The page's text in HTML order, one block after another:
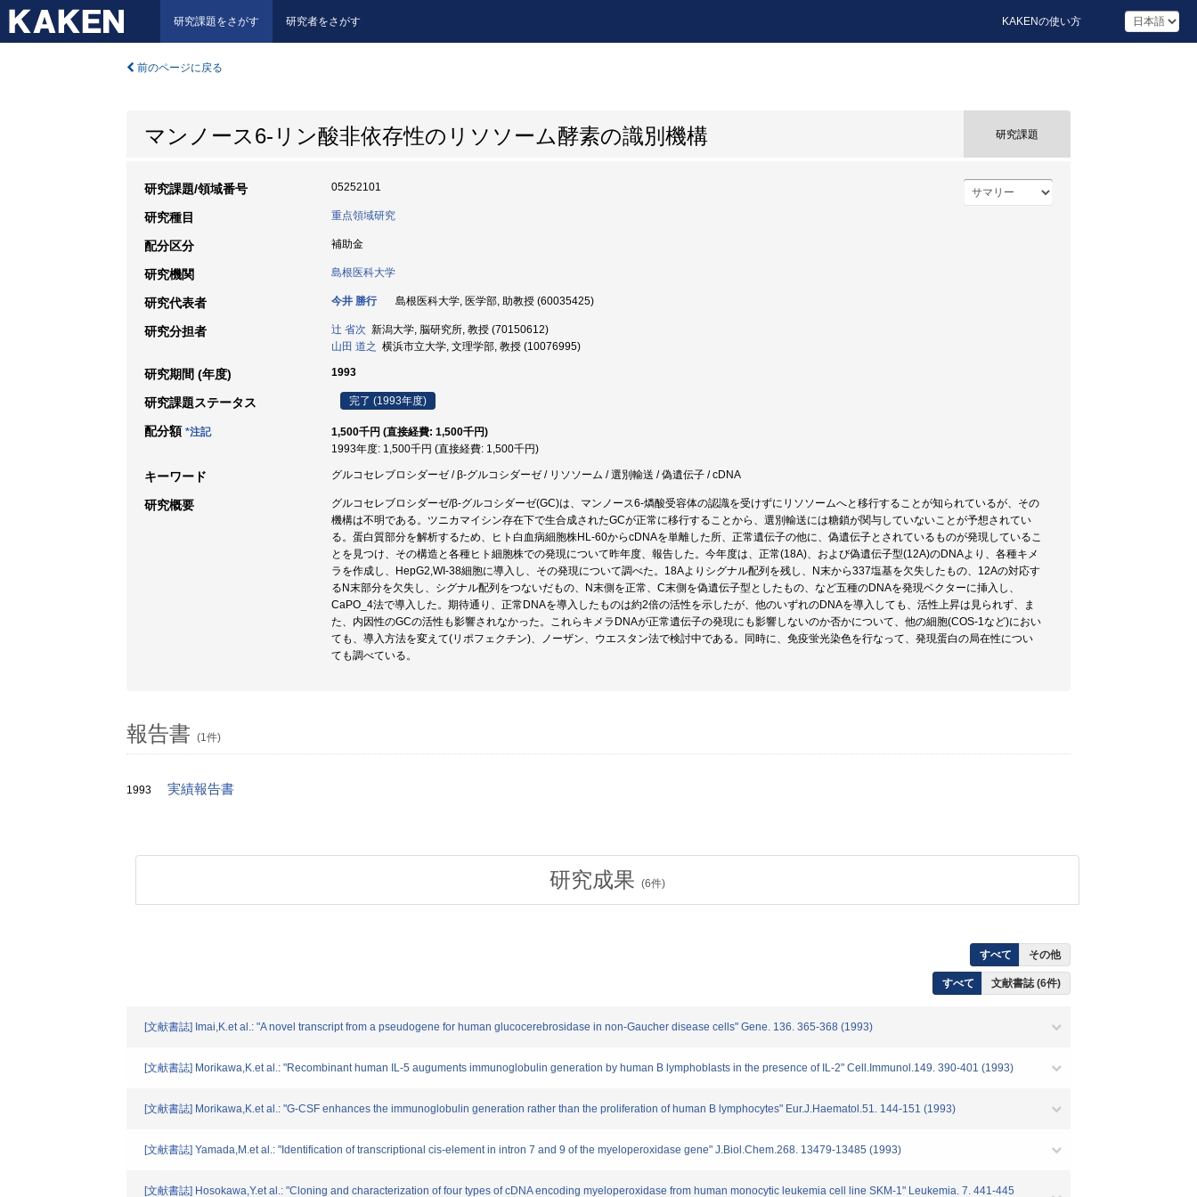
研究課題をさがす 研究者をさがす KAKENの使い方
前のページに戻る
マンノース6-リン酸非依存性のリソソーム酵素の識別機構 研究課題
研究課題/領域番号 05252101
研究種目 重点領域研究
配分区分 補助金
研究機関 島根医科大学
研究代表者 今井 勝行 島根医科大学, 医学部, 助教授 (60035425)
研究分担者 辻 省次 新潟大学, 脳研究所, 教授 (70150612)
山田 道之 横浜市立大学, 文理学部, 教授 (10076995)
研究期間 (年度) 1993
研究課題ステータス 完了 (1993年度)
配分額 *注記
1,500千円 (直接経費: 1,500千円)
1993年度: 1,500千円 (直接経費: 1,500千円)
キーワード グルコセレブロシダーゼ / β-グルコシダーゼ / リソソーム / 選別輸送 / 偽遺伝子 / cDNA
研究概要
グルコセレブロシダーゼ/β-グルコシダーゼ(GC)は、マンノース6-燐酸受容体の認識を受けずにリソソームへと移行することが知られているが、その
機構は不明である。ツニカマイシン存在下で生合成されたGCが正常に移行することから、選別輸送には糖鎖が関与していないことが予想されてい
る。蛋白質部分を解析するため、ヒト白血病細胞株HL-60からcDNAを単離した所、正常遺伝子の他に、偽遺伝子とされているものが発現しているこ
とを見つけ、その構造と各種ヒト細胞株での発現について昨年度、報告した。今年度は、正常(18A)、および偽遺伝子型(12A)のDNAより、各種キメ
ラを作成し、HepG2,WI-38細胞に導入し、その発現について調べた。18Aよりシグナル配列を残し、N末から337塩基を欠失したもの、12Aの対応す
るN末部分を欠失し、シグナル配列をつないだもの、N末側を正常、C末側を偽遺伝子型としたもの、など五種のDNAを発現ベクターに挿入し、
CaPO_4法で導入した。期待通り、正常DNAを導入したものは約2倍の活性を示したが、他のいずれのDNAを導入しても、活性上昇は見られず、ま
た、内因性のGCの活性も影響されなかった。これらキメラDNAが正常遺伝子の発現にも影響しないのか否かについて、他の細胞(COS-1など)におい
ても、導入方法を変えて(リポフェクチン)、ノーザン、ウエスタン法で検討中である。同時に、免疫蛍光染色を行なって、発現蛋白の局在性につい
ても調べている。
報告書 (1件)
1993 実績報告書
研究成果 (6件)
すべて その他
すべて 文献書誌 (6件)
[文献書誌] Imai,K.et al.: "A novel transcript from a pseudogene for human glucocerebrosidase in non-Gaucher disease cells" Gene. 136. 365-368 (1993)
[文献書誌] Morikawa,K.et al.: "Recombinant human IL-5 auguments immunoglobulin generation by human B lymphoblasts in the presence of IL-2" Cell.Immunol.149. 390-401 (1993)
[文献書誌] Morikawa,K.et al.: "G-CSF enhances the immunoglobulin generation rather than the proliferation of human B lymphocytes" Eur.J.Haematol.51. 144-151 (1993)
[文献書誌] Yamada,M.et al.: "Identification of transcriptional cis-element in intron 7 and 9 of the myeloperoxidase gene" J.Biol.Chem.268. 13479-13485 (1993)
[文献書誌] Hosokawa,Y.et al.: "Cloning and characterization of four types of cDNA encoding myeloperoxidase from human monocytic leukemia cell line SKM-1" Leukemia. 7. 441-445